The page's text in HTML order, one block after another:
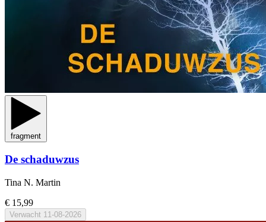
fragment
De schaduwzus
Tina N. Martin
€ 15,99
Verwacht 11-08-2026